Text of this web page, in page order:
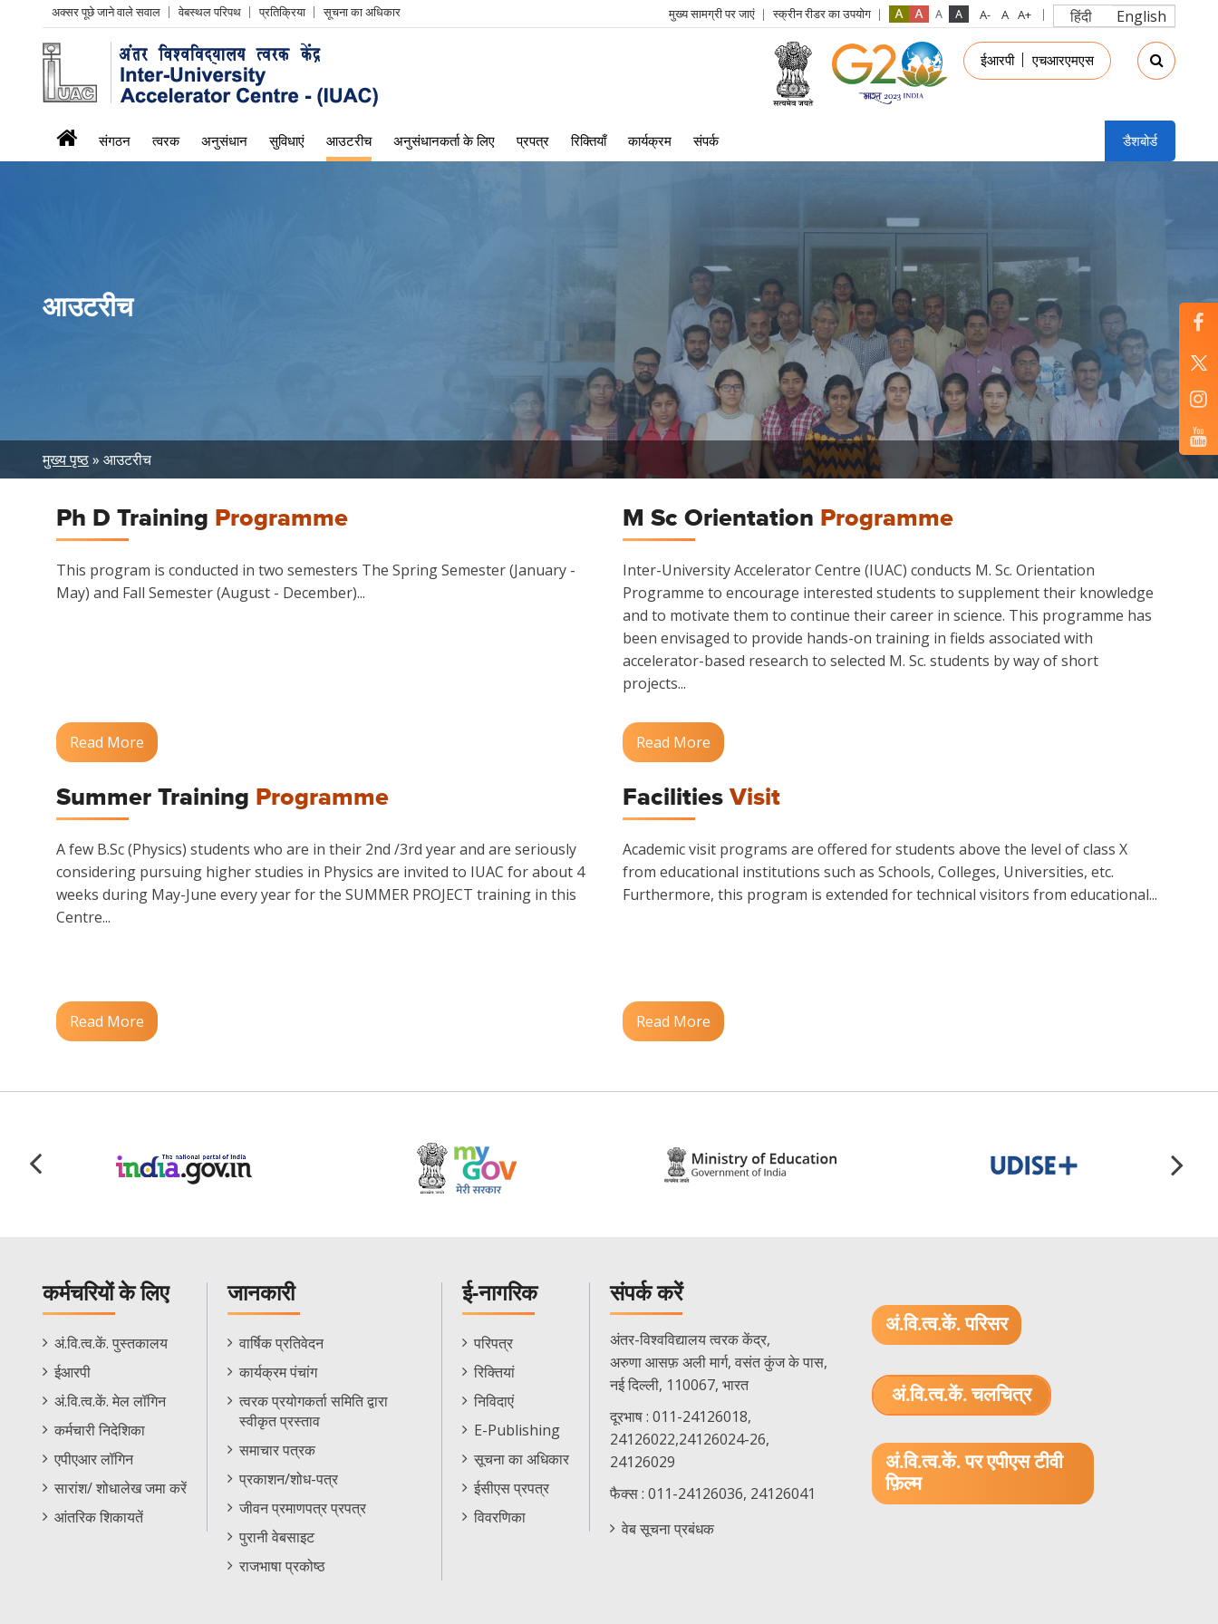
Header
Left
menu
अक्सर पूछे जाने वाले सवाल वेबस्थल परिपथ प्रतिक्रिया सूचना का अधिकार मुख्य सामग्री पर जाएं स्क्रीन रीडर का उपयोग हिंदी English
login
menu
ईआरपी एचआरएमएस
iuac
menu
संगठन त्वरक अनुसंधान सुविधाएं आउटरीच अनुसंधानकर्ता के लिए प्रपत्र रिक्तियाँ कार्यक्रम संपर्क डैशबोर्ड
आउटरीच
Breadcrumb
मुख्य पृष्ठ आउटरीच
Ph D Training Programme
This program is conducted in two semesters The Spring Semester (January -
May) and Fall Semester (August - December)...
Read More
M Sc Orientation Programme
Inter-University Accelerator Centre (IUAC) conducts M. Sc. Orientation
Programme to encourage interested students to supplement their knowledge
and to motivate them to continue their career in science. This programme has
been envisaged to provide hands-on training in fields associated with
accelerator-based research to selected M. Sc. students by way of short
projects...
Read More
Summer Training Programme
A few B.Sc (Physics) students who are in their 2nd /3rd year and are seriously
considering pursuing higher studies in Physics are invited to IUAC for about 4
weeks during May-June every year for the SUMMER PROJECT training in this
Centre...
Read More
FacilitiesVisit
Academic visit programs are offered for students above the level of class X
from educational institutions such as Schools, Colleges, Universities, etc.
Furthermore, this program is extended for technical visitors from educational...
Read More
कर्मचरियों के लिए
Staff
Footer
Menu
अं.वि.त्व.कें. पुस्तकालय
ईआरपी
अं.वि.त्व.कें. मेल लॉगिन
कर्मचारी निदेशिका
एपीएआर लॉगिन
सारांश/ शोधालेख जमा करें
आंतरिक शिकायतें
जानकारी
Informations
Menu
वार्षिक प्रतिवेदन
कार्यक्रम पंचांग
त्वरक प्रयोगकर्ता समिति द्वारा
स्वीकृत प्रस्ताव
समाचार पत्रक
प्रकाशन/शोध-पत्र
जीवन प्रमाणपत्र प्रपत्र
पुरानी वेबसाइट
राजभाषा प्रकोष्ठ
ई-नागरिक
E-
Citizen
Menu
परिपत्र
रिक्तियां
निविदाएं
E-Publishing
सूचना का अधिकार
ईसीएस प्रपत्र
विवरणिका
संपर्क करें
अंतर-विश्वविद्यालय त्वरक केंद्र,
अरुणा आसफ़ अली मार्ग, वसंत कुंज के पास,
नई दिल्ली, 110067, भारत
दूरभाष : 011-24126018,
24126022,24126024-26,
24126029
फैक्स : 011-24126036, 24126041
वेब सूचना प्रबंधक
अं.वि.त्व.कें. परिसर
अं.वि.त्व.कें. चलचित्र
अं.वि.त्व.कें. पर एपीएस टीवी
फ़िल्म